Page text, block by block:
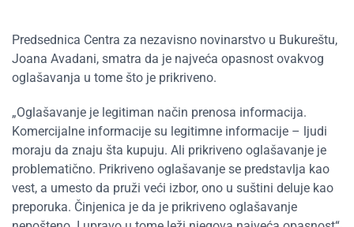
Predsednica Centra za nezavisno novinarstvo u Bukureštu,
Joana Avadani, smatra da je najveća opasnost ovakvog
oglašavanja u tome što je prikriveno.
„Oglašavanje je legitiman način prenosa informacija.
Komercijalne informacije su legitimne informacije – ljudi
moraju da znaju šta kupuju. Ali prikriveno oglašavanje je
problematično. Prikriveno oglašavanje se predstavlja kao
vest, a umesto da pruži veći izbor, ono u suštini deluje kao
preporuka. Činjenica je da je prikriveno oglašavanje